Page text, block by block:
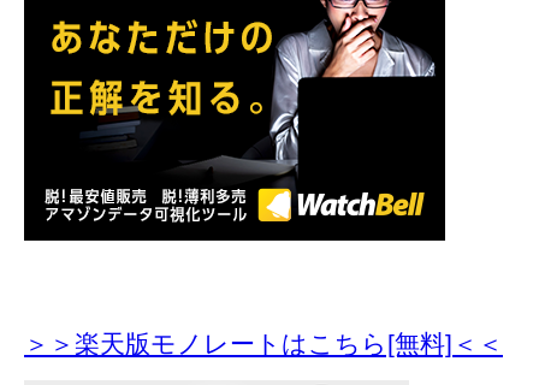
＞＞楽天版モノレートはこちら[無料]＜＜